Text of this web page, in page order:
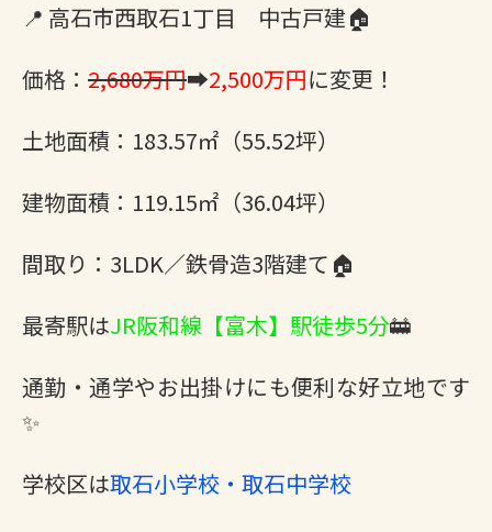
📍 高石市西取石1丁目 中古戸建🏠
価格： 2,680万円➡2,500万円に変更！
土地面積：183.57㎡（55.52坪）
建物面積：119.15㎡（36.04坪）
間取り：3LDK／鉄骨造3階建て🏠
最寄駅はJR阪和線【富木】駅徒歩5分🚋
通勤・通学やお出掛けにも便利な好立地です
✨
学校区は取石小学校・取石中学校